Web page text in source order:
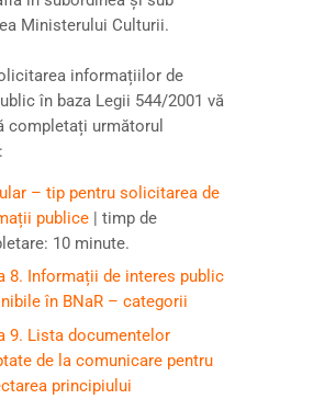
Ministerului Culturii.
informațiilor de
în baza Legii 544/2001 vă
completați următorul
– tip pentru solicitarea de
publice | timp de
10 minute.
8. Informații de interes public
în BNaR – categorii
9. Lista documentelor
de la comunicare pentru
principiului